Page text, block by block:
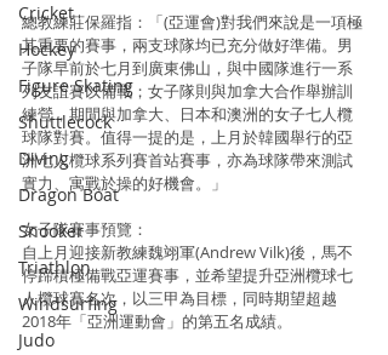
Cricket
Hockey
Figure Skating
Shuttlecock
Diving
Dragon Boat
Snooker
Triathlon
Windsurfing
Judo
總教練莊保羅指：「(亞運會)對我們來說是一項極
其重要的賽事，兩支球隊均已充分做好準備。男
子隊早前於七月到廣東佛山，與中國隊進行一系
列友誼賽以備戰；女子隊則與加拿大合作舉辦訓
練營，期間與加拿大、日本和澳洲的女子七人欖
球隊對賽。值得一提的是，上月於韓國舉行的亞
洲七人欖球系列賽首站賽事，亦為球隊帶來測試
實力、寓戰於操的好機會。」
女子隊賽事預覽：
自上月迎接新教練魏翊軍(Andrew Vilk)後，馬不
停蹄積極備戰亞運賽事，並希望提升亞洲欖球七
人欖球賽名次，以三甲為目標，同時期望超越
2018年「亞洲運動會」的第五名成績。